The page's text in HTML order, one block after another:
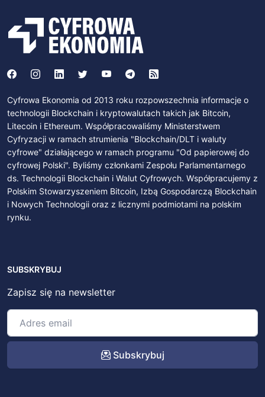
Cyfrowa Ekonomia od 2013 roku rozpowszechnia informacje o
technologii Blockchain i kryptowalutach takich jak Bitcoin,
Litecoin i Ethereum. Współpracowaliśmy Ministerstwem
Cyfryzacji w ramach strumienia "Blockchain/DLT i waluty
cyfrowe" działającego w ramach programu "Od papierowej do
cyfrowej Polski". Byliśmy członkami Zespołu Parlamentarnego
ds. Technologii Blockchain i Walut Cyfrowych. Współpracujemy z
Polskim Stowarzyszeniem Bitcoin, Izbą Gospodarczą Blockchain
i Nowych Technologii oraz z licznymi podmiotami na polskim
rynku.
SUBSKRYBUJ
Zapisz się na newsletter
Subskrybuj